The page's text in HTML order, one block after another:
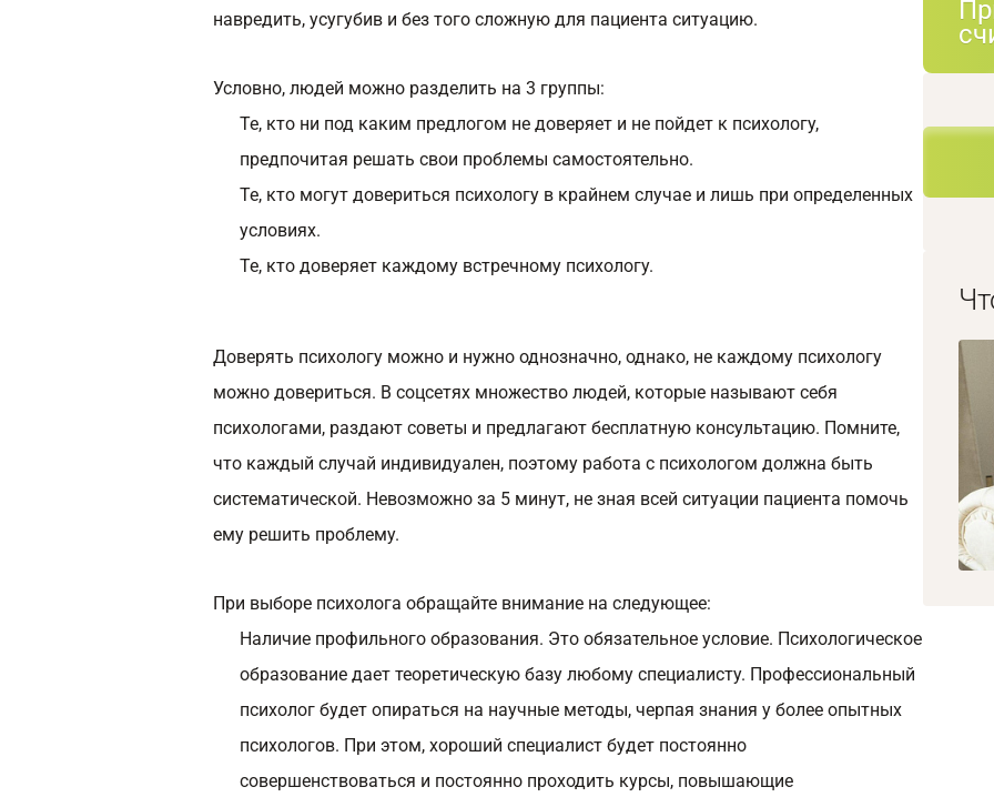
навредить, усугубив и без того сложную для пациента ситуацию.
Условно, людей можно разделить на 3 группы:
Те, кто ни под каким предлогом не доверяет и не пойдет к психологу,
предпочитая решать свои проблемы самостоятельно.
Те, кто могут довериться психологу в крайнем случае и лишь при определенных
условиях.
Те, кто доверяет каждому встречному психологу.
Доверять психологу можно и нужно однозначно, однако, не каждому психологу
можно довериться. В соцсетях множество людей, которые называют себя
психологами, раздают советы и предлагают бесплатную консультацию. Помните,
что каждый случай индивидуален, поэтому работа с психологом должна быть
систематической. Невозможно за 5 минут, не зная всей ситуации пациента помочь
ему решить проблему.
При выборе психолога обращайте внимание на следующее:
Наличие профильного образования. Это обязательное условие. Психологическое
образование дает теоретическую базу любому специалисту. Профессиональный
психолог будет опираться на научные методы, черпая знания у более опытных
психологов. При этом, хороший специалист будет постоянно
совершенствоваться и постоянно проходить курсы, повышающие